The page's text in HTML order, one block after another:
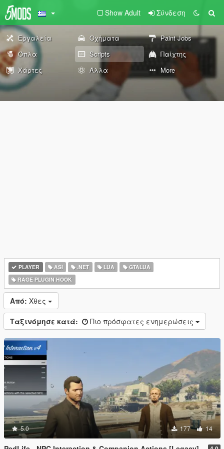
Show Adult Σύνδεση
Εργαλεία Οχήματα
Paint Jobs
Όπλα
Scripts
Παίχτης
Χάρτες
Άλλα More
PLAYER ASI .NET LUA
GTALUA
RAGE PLUGIN HOOK
Από: Χθες
Ταξινόμησε κατά: Πιο πρόσφατες ενημερώσεις
5.0 177 14